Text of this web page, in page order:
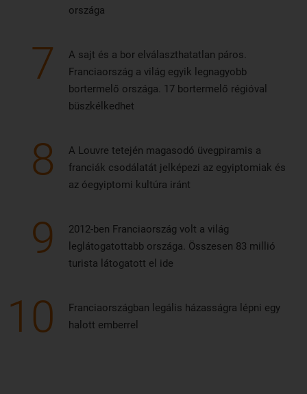
országa
7
A sajt és a bor elválaszthatatlan páros.
Franciaország a világ egyik legnagyobb
bortermelő országa. 17 bortermelő régióval
büszkélkedhet
8
A Louvre tetején magasodó üvegpiramis a
franciák csodálatát jelképezi az egyiptomiak és
az óegyiptomi kultúra iránt
9
2012-ben Franciaország volt a világ
leglátogatottabb országa. Összesen 83 millió
turista látogatott el ide
10
Franciaországban legális házasságra lépni egy
halott emberrel